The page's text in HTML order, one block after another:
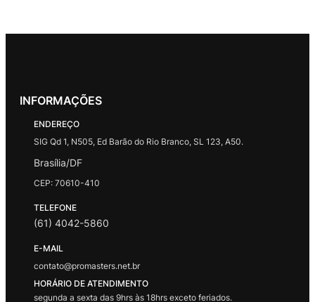
INFORMAÇÕES
ENDEREÇO
SIG Qd 1, N505, Ed Barão do Rio Branco, SL 123, A50.
Brasília/DF
CEP: 70610-410
TELEFONE
(61) 4042-5860
E-MAIL
contato@promasters.net.br
HORÁRIO DE ATENDIMENTO
segunda a sexta das 9hrs às 18hrs exceto feriados.